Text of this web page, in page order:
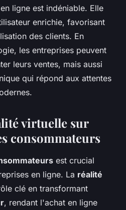
ligne est indéniable. Elle
enrichie, favorisant
des clients. En
les entreprises peuvent
leurs ventes, mais aussi
qui répond aux attentes
virtuelle sur
consommateurs
est crucial
en ligne. La réalité
clé en transformant
, rendant l'achat en ligne